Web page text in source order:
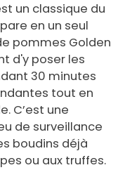
un classique du
en un seul
pommes Golden
d'y poser les
30 minutes
tout en
C’est une
de surveillance
boudins déjà
ou aux truffes.